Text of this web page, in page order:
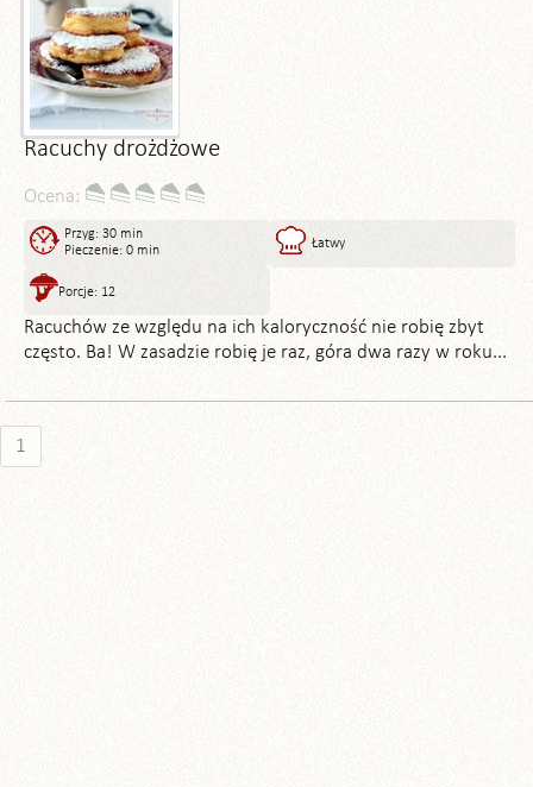
Racuchy drożdżowe
Ocena:
Przyg: 30 min
Pieczenie: 0 min
Łatwy
Porcje: 12
Racuchów ze względu na ich kaloryczność nie robię zbyt
często. Ba! W zasadzie robię je raz, góra dwa razy w roku...
1